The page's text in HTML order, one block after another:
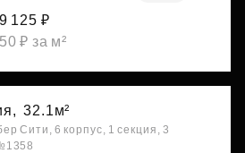
125 ₽
₽ за м²
32.1м²
Сити, 6 корпус, 1 секция, 3